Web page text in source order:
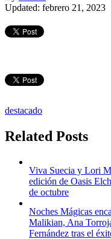
Updated: febrero 21, 2023
destacado
Related Posts
Viva Suecia y Lori
edición de Oasis
de octubre
Noches Mágicas
Malikian, Ana
Fernández tras el